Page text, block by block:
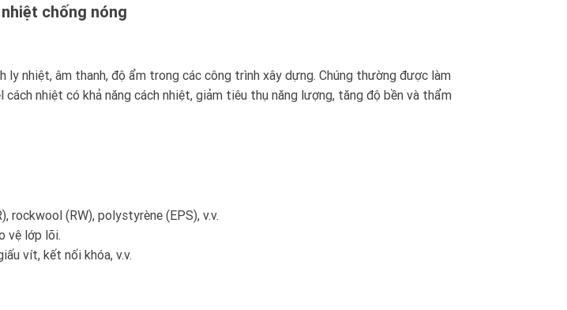
chống nóng
nhiệt, âm thanh, độ ẩm trong các công trình xây dựng. Chúng thường được làm
nhiệt có khả năng cách nhiệt, giảm tiêu thụ năng lượng, tăng độ bền và thẩm
rockwool (RW), polystyrène (EPS), v.v.
vệ lớp lõi.
vít, kết nối khóa, v.v.